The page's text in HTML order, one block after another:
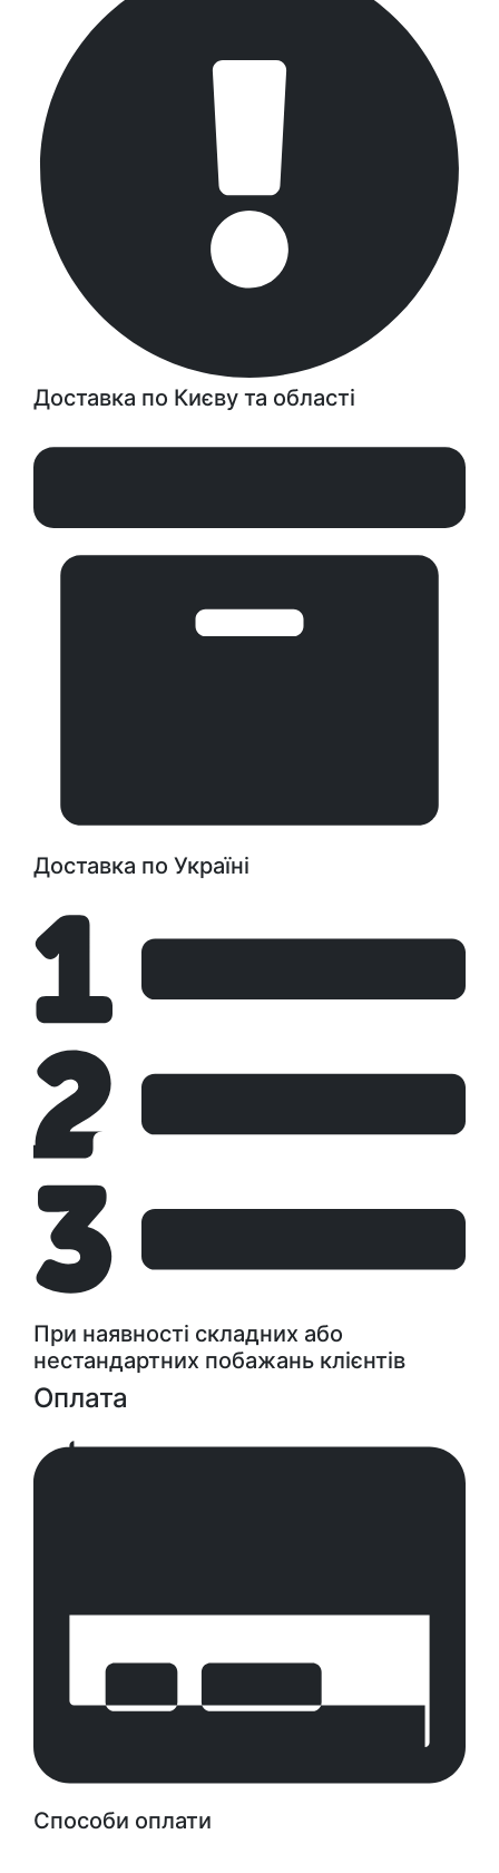
Доставка по Києву та області
Доставка по Україні
При наявності складних або
нестандартних побажань клієнтів
Оплата
Способи оплати